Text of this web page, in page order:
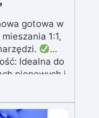
gotowa w
1:1,
Idealna do
pionowych i
z
o niskiej